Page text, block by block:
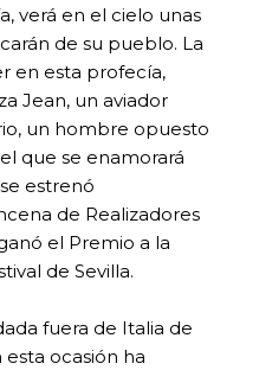
verá en el cielo unas
de su pueblo. La
en esta profecía,
Jean, un aviador
un hombre opuesto
que se enamorará
estrenó
de Realizadores
el Premio a la
de Sevilla.
fuera de Italia de
ocasión ha